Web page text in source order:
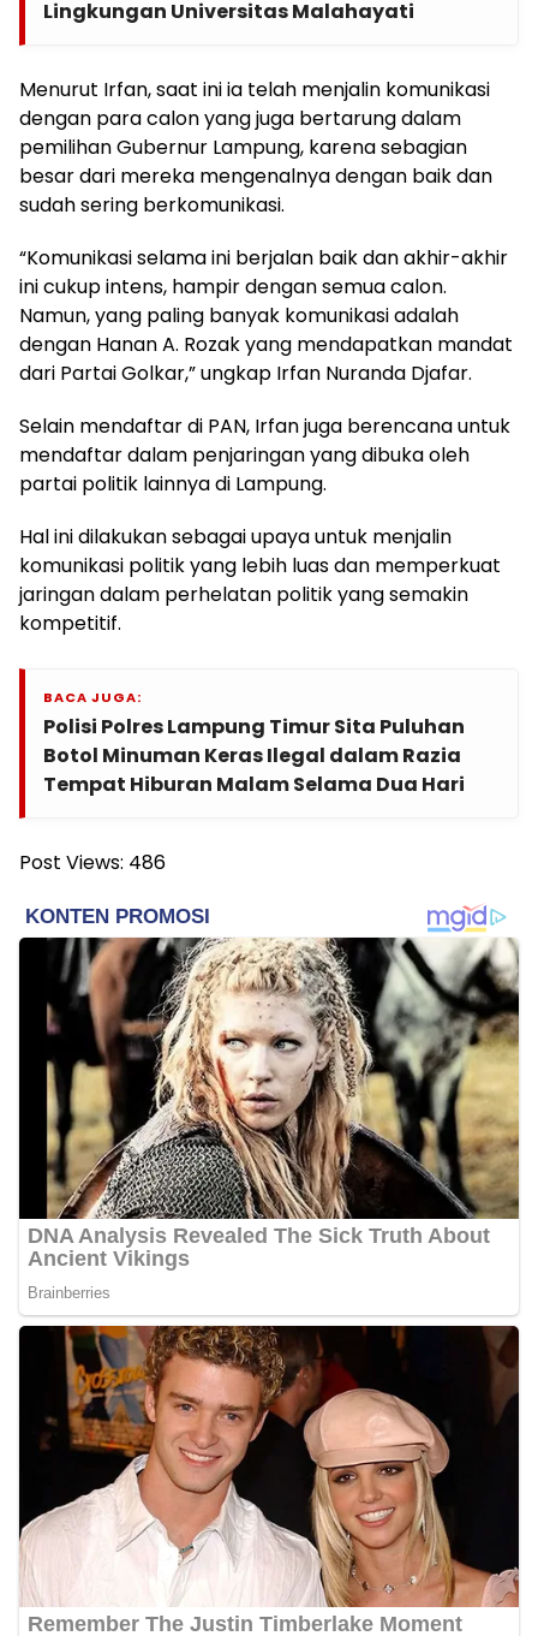
Lingkungan Universitas Malahayati
Menurut Irfan, saat ini ia telah menjalin komunikasi
dengan para calon yang juga bertarung dalam
pemilihan Gubernur Lampung, karena sebagian
besar dari mereka mengenalnya dengan baik dan
sudah sering berkomunikasi.
“Komunikasi selama ini berjalan baik dan akhir-akhir
ini cukup intens, hampir dengan semua calon.
Namun, yang paling banyak komunikasi adalah
dengan Hanan A. Rozak yang mendapatkan mandat
dari Partai Golkar,” ungkap Irfan Nuranda Djafar.
Selain mendaftar di PAN, Irfan juga berencana untuk
mendaftar dalam penjaringan yang dibuka oleh
partai politik lainnya di Lampung.
Hal ini dilakukan sebagai upaya untuk menjalin
komunikasi politik yang lebih luas dan memperkuat
jaringan dalam perhelatan politik yang semakin
kompetitif.
BACA JUGA:
Polisi Polres Lampung Timur Sita Puluhan
Botol Minuman Keras Ilegal dalam Razia
Tempat Hiburan Malam Selama Dua Hari
Post Views: 486